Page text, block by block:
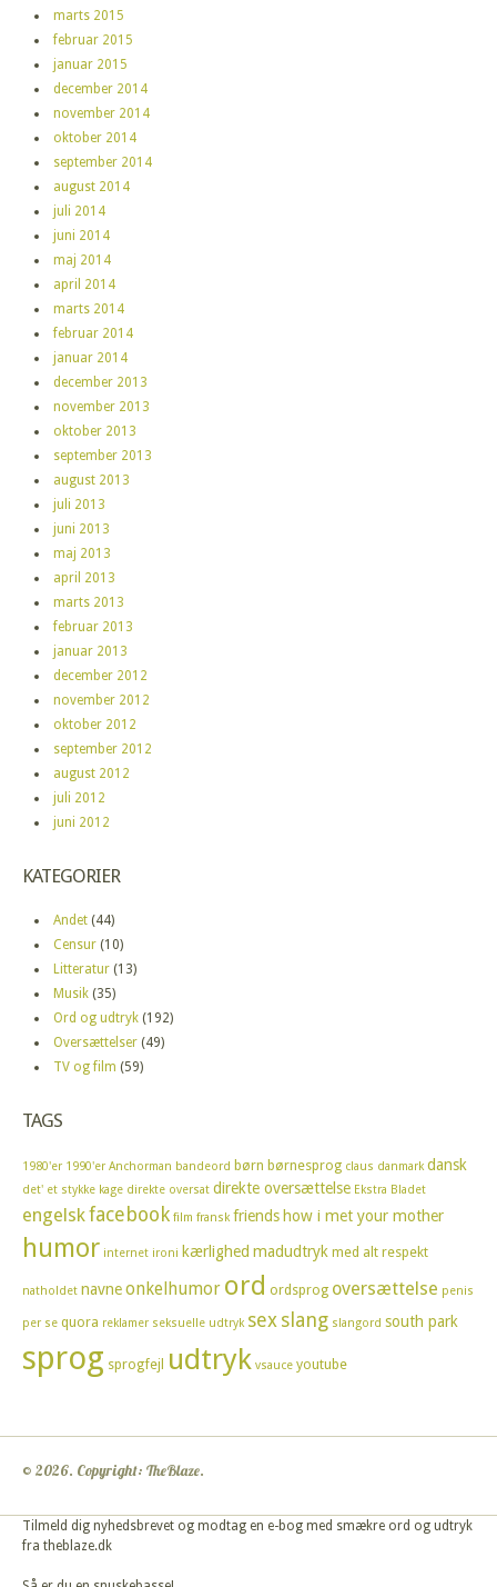
marts 2015
februar 2015
januar 2015
december 2014
november 2014
oktober 2014
september 2014
august 2014
juli 2014
juni 2014
maj 2014
april 2014
marts 2014
februar 2014
januar 2014
december 2013
november 2013
oktober 2013
september 2013
august 2013
juli 2013
juni 2013
maj 2013
april 2013
marts 2013
februar 2013
januar 2013
december 2012
november 2012
oktober 2012
september 2012
august 2012
juli 2012
juni 2012
KATEGORIER
Andet (44)
Censur (10)
Litteratur (13)
Musik (35)
Ord og udtryk (192)
Oversættelser (49)
TV og film (59)
TAGS
1980'er 1990'er Anchorman bandeord børn børnesprog claus danmark dansk
det' et stykke kage direkte oversat direkte oversættelse Ekstra Bladet
engelskfacebook film fransk friends how i met your mother
humor internet ironi kærlighed madudtryk med alt respekt
natholdet navneonkelhumor ord ordsprog oversættelse penis
per se quora reklamer seksuelle udtryk sexslang slangord south park
sprog sprogfejl udtryk vsauce youtube
© 2026. Copyright: TheBlaze.
Tilmeld dig nyhedsbrevet og modtag en e-bog med smækre ord og udtryk
fra theblaze.dk